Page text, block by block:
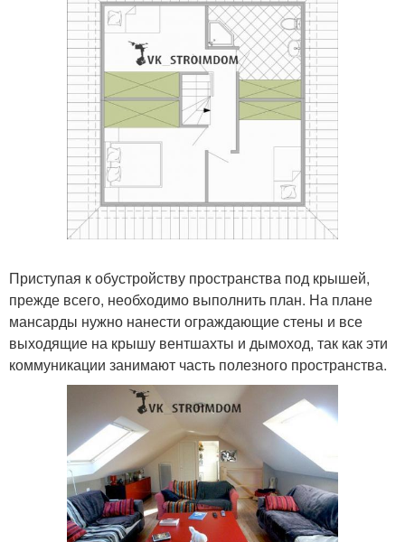
Приступая к обустройству пространства под крышей,
прежде всего, необходимо выполнить план. На плане
мансарды нужно нанести ограждающие стены и все
выходящие на крышу вентшахты и дымоход, так как эти
коммуникации занимают часть полезного пространства.